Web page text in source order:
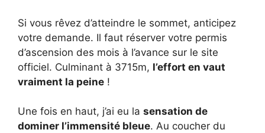
Si vous rêvez d’atteindre le sommet, anticipez
votre demande. Il faut réserver votre permis
d’ascension des mois à l’avance sur le site
officiel. Culminant à 3715m, l’effort en vaut
vraiment la peine !
Une fois en haut, j’ai eu la sensation de
dominer l’immensité bleue. Au coucher du